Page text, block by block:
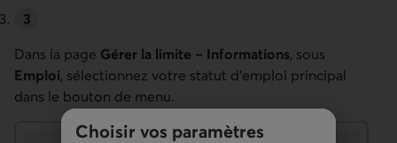
Choisir vos paramètres
Dans la page Gérer la limite – Informations, sous
Emploi, sélectionnez votre statut d’emploi principal
dans le bouton de menu.